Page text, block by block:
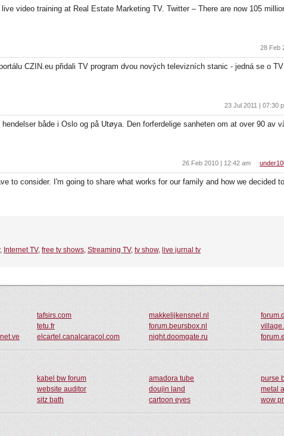
video training at Real Estate Marketing TV. Twitter – There are now 105
28 Feb
CZIN.eu přidali TV program dvou nových televizních stanic - jedná se o
23 Jul 2011 | 07:30
både i Oslo og på Utøya. Den forferdelige sanheten om at over 90 av
26 Feb 2010 | 12:42 am
to consider. I'm going to share what works for our family and how we decided
, Internet TV, free tv shows, Streaming TV, tv show, live jurnal tv
tafsirs.com makkelijkensnel.nl
tetu.fr forum.beursbox.nl
elcartel.canalcaracol.com night.doomgate.ru
kabel bw forum amadora tube
purse
website auditor doujin land
metal
sitz bath cartoon eyes wow